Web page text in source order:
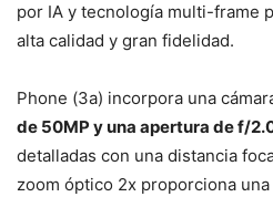
por IA y tecnología multi-frame
alta calidad y gran fidelidad.
Phone (3a) incorpora una
de 50MP y una apertura de f/
detalladas con una distancia
zoom óptico 2x proporciona